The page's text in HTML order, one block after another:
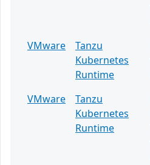
VMware
Tanzu
Kubernetes
Runtime
VMware
Tanzu
Kubernetes
Runtime